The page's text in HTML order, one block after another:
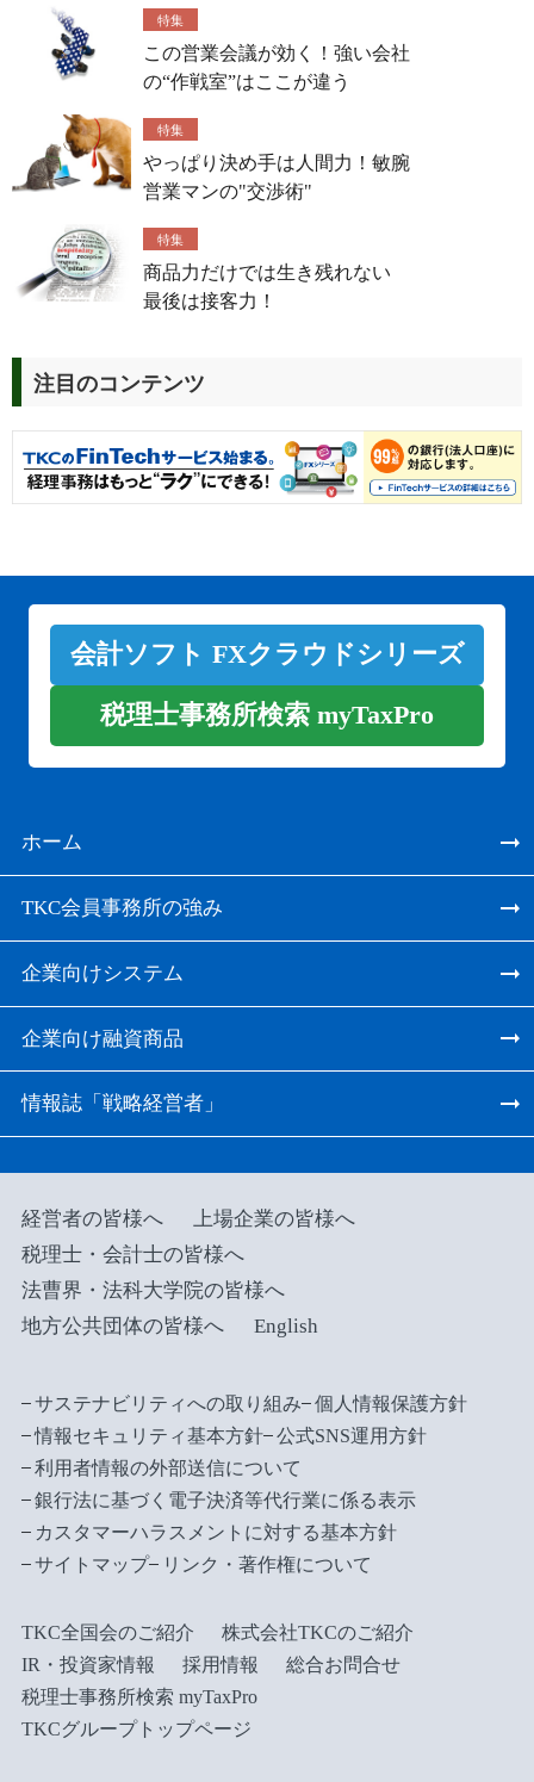
特集
この営業会議が効く！強い会社
の“作戦室”はここが違う
特集
やっぱり決め手は人間力！敏腕
営業マンの"交渉術"
特集
商品力だけでは生き残れない
最後は接客力！
注目のコンテンツ
会計ソフト FXクラウドシリーズ
税理士事務所検索 myTaxPro
ホーム
TKC会員事務所の強み
企業向けシステム
企業向け融資商品
情報誌「戦略経営者」
経営者の皆様へ
上場企業の皆様へ
税理士・会計士の皆様へ
法曹界・法科大学院の皆様へ
地方公共団体の皆様へ
English
サステナビリティへの取り組み
個人情報保護方針
情報セキュリティ基本方針
公式SNS運用方針
利用者情報の外部送信について
銀行法に基づく電子決済等代行業に係る表示
カスタマーハラスメントに対する基本方針
サイトマップ
リンク・著作権について
TKC全国会のご紹介
株式会社TKCのご紹介
IR・投資家情報
採用情報
総合お問合せ
税理士事務所検索 myTaxPro
TKCグループトップページ